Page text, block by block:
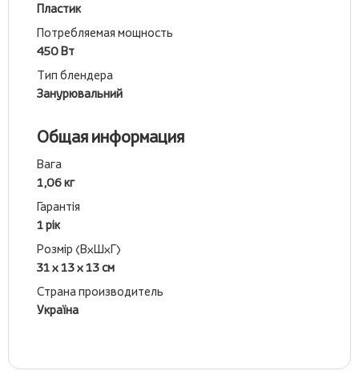
Пластик
Потребляемая мощность
450 Вт
Тип блендера
Занурювальний
Общая информация
Вага
1,06 кг
Гарантія
1 рік
Розмір (ВхШхГ)
31 х 13 х 13 см
Страна производитель
Україна